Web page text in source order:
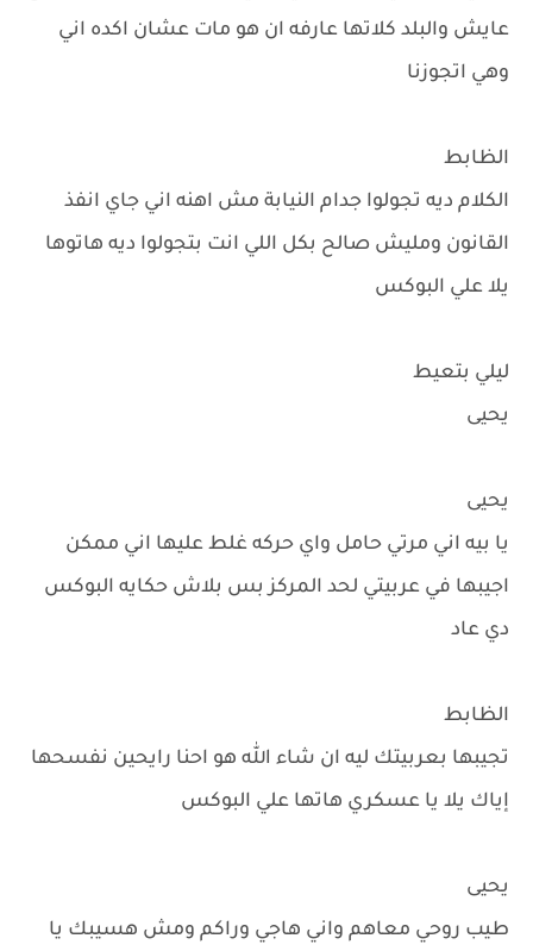
عايش والبلد كلاتها عارفه ان هو مات عشان اكده اني
وهي اتجوزنا
الظابط
الكلام ديه تجولوا جدام النيابة مش اهنه اني جاي انفذ
القانون ومليش صالح بكل اللي انت بتجولوا ديه هاتوها
يلا علي البوكس
ليلي بتعيط
يحيى
يحيى
يا بيه اني مرتي حامل واي حركه غلط عليها اني ممكن
اجيبها في عربيتي لحد المركز بس بلاش حكايه البوكس
دي عاد
الظابط
تجيبها بعربيتك ليه ان شاء الله هو احنا رايحين نفسحها
إياك يلا يا عسكري هاتها علي البوكس
يحيى
طيب روحي معاهم واني هاجي وراكم ومش هسيبك يا